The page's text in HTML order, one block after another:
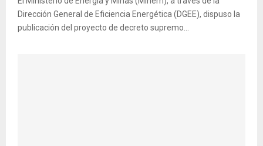
Dirección General de Eficiencia Energética (DGEE), dispuso la
publicación del proyecto de decreto supremo...